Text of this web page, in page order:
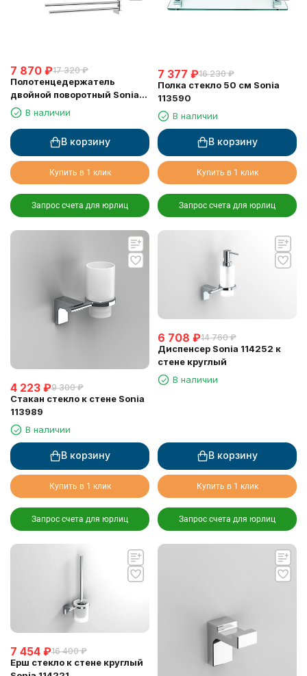
7 870 ₽17 320 ₽
Полотенцедержатель
двойной поворотный Sonia
168019В наличии
В корзину
Купить в 1 клик
Запрос счета для юрлиц
7 377 ₽16 230 ₽
Полка стекло 50 см Sonia
113590
В наличии
В корзину
Купить в 1 клик
Запрос счета для юрлиц
4 223 ₽9 300 ₽
Стакан стекло к стене Sonia
113989
В наличии
В корзину
Купить в 1 клик
Запрос счета для юрлиц
6 708 ₽14 760 ₽
Диспенсер Sonia 114252 к
стене круглый
В наличии
В корзину
Купить в 1 клик
Запрос счета для юрлиц
7 454 ₽16 400 ₽
Ерш стекло к стене круглый